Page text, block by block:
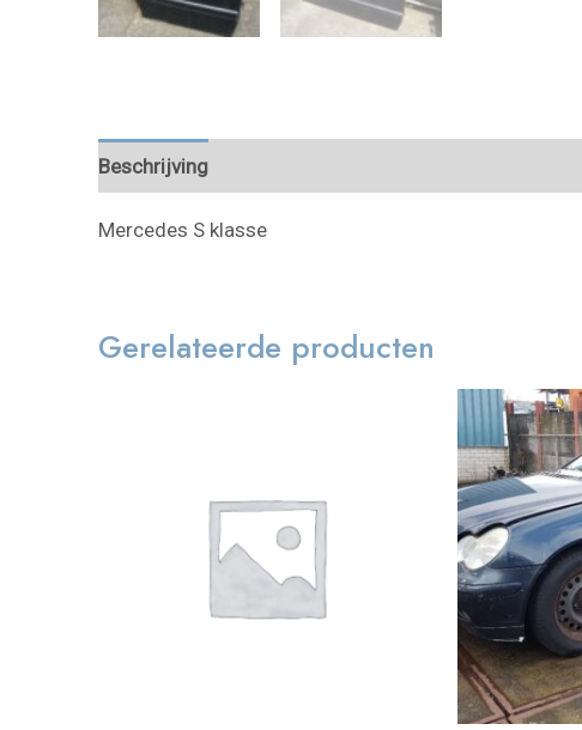
Beschrijving
Mercedes S klasse
Gerelateerde producten